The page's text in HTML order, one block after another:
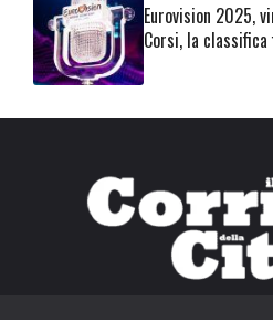
Eurovision 2025,
Corsi, la classifica